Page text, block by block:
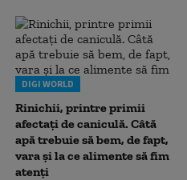
DIGI WORLD
Rinichii, printre primii
afectați de caniculă. Câtă
apă trebuie să bem, de fapt,
vara și la ce alimente să fim
atenți